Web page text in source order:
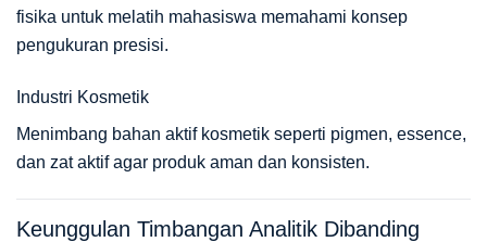
fisika untuk melatih mahasiswa memahami konsep
pengukuran presisi.
Industri Kosmetik
Menimbang bahan aktif kosmetik seperti pigmen, essence,
dan zat aktif agar produk aman dan konsisten.
Keunggulan Timbangan Analitik Dibanding